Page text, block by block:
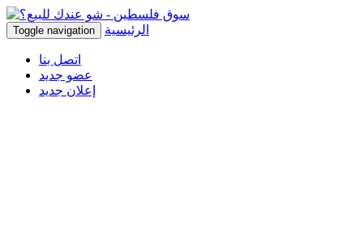
Toggle navigation الرئيسية
اتصل بنا
عضو جديد
إعلان جديد